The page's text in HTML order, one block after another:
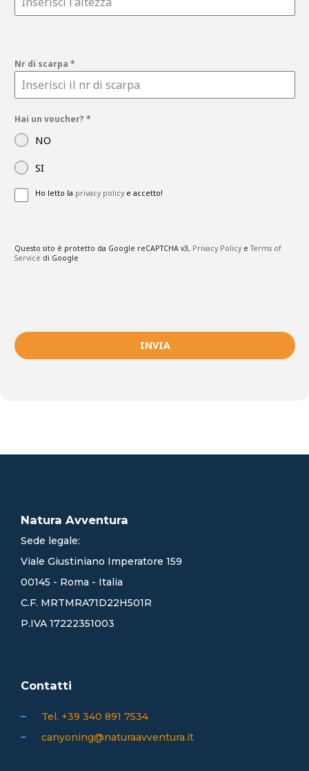
Nr di scarpa *
Hai un voucher? *
NO
SI
Ho letto la privacy policye accetto!
Questo sito è protetto da Google reCAPTCHA v3, Privacy PolicyeTerms of
Service di Google
INVIA
Natura Avventura
Sede legale:
Viale Giustiniano Imperatore 159
00145 - Roma - Italia
C.F. MRTMRA71D22H501R
P.IVA 17222351003
Contatti
Tel. +39 340 891 7534
canyoning@naturaavventura.it